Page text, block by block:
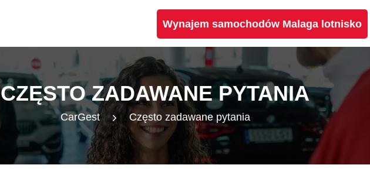
Wynajem samochodów Malaga lotnisko
CZĘSTO ZADAWANE PYTANIA
CarGest Często zadawane pytania